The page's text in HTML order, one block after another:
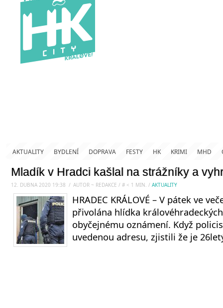
AKTUALITY BYDLENÍ DOPRAVA FESTY HK KRIMI MHD
Mladík v Hradci kašlal na strážníky a
12. DUBNA 2020 19:38 / AUTOR ~ REDAKCE / # < 1 MIN. / AKTUALITY
HRADEC KRÁLOVÉ – V pátek ve
přivolána hlídka
obyčejnému oznámení. Když
uvedenou adresu, zjistili že je